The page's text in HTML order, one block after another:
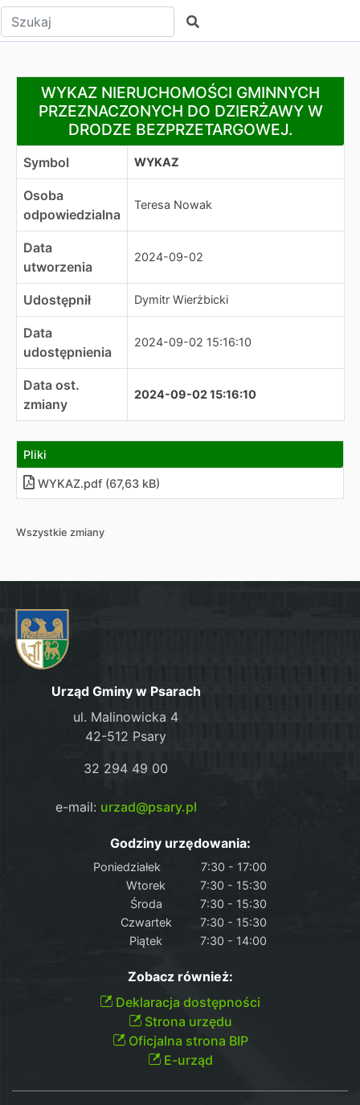
Wpisz tekst do wyszukania Szukaj
WYKAZ NIERUCHOMOŚCI GMINNYCH
WYKAZ NIERUCHOMOŚCI GMINNYCH
PRZEZNACZONYCH DO DZIERŻAWY W
DRODZE BEZPRZETARGOWEJ.
Symbol WYKAZ
Osoba
odpowiedzialna
Teresa Nowak
Data
utworzenia
2024-09-02
Udostępnił Dymitr Wierżbicki
Data
udostępnienia
2024-09-02 15:16:10
Data ost.
zmiany
2024-09-02 15:16:10
Pliki
WYKAZ.pdf (67,63 kB)
Wszystkie zmiany
Urząd Gminy w Psarach
ul. Malinowicka 4
42-512 Psary
32 294 49 00
e-mail: urzad@psary.pl
Godziny urzędowania:
Poniedziałek
7:30 - 17:00
Wtorek
7:30 - 15:30
Środa
7:30 - 15:30
Czwartek
7:30 - 15:30
Piątek
7:30 - 14:00
Zobacz również:
Deklaracja dostępności
Strona urzędu
Oficjalna strona BIP
E-urząd